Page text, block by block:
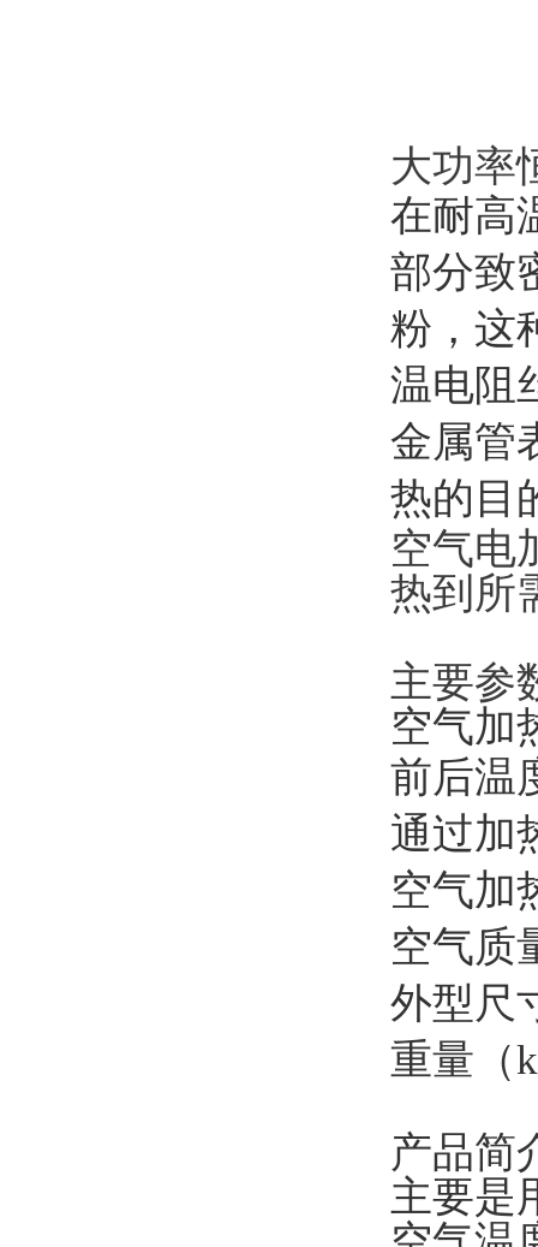
大功率
在耐高
部分致
粉，这
温电阻
金属管
热的目
空气电
热到所
主要参
空气加
前后温
通过加
空气加
空气质
外型尺
重量（
产品简
主要是